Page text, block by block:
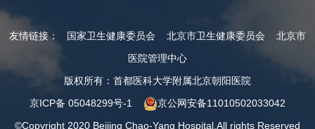
友情链接： 国家卫生健康委员会 北京市卫生健康委员会
北京市
医院管理中心
版权所有：首都医科大学附属北京朝阳医院
京ICP备 05048299号-1
京公网安备11010502033042
©Copyright 2020 Beijing Chao-Yang Hospital.All rights Reserved